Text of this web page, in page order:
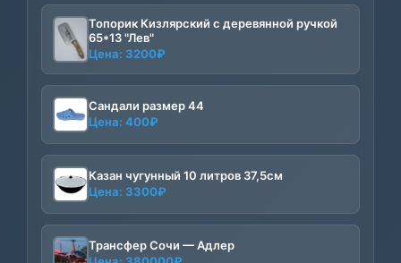
составляла
3500₽.
3200₽.
Топорик Кизлярский с деревянной ручкой
65*13 "Лев"
Цена: 3200₽
Сандали размер 44
Цена: 400₽
Казан чугунный 10 литров 37,5см
Цена: 3300₽
Трансфер Сочи — Адлер